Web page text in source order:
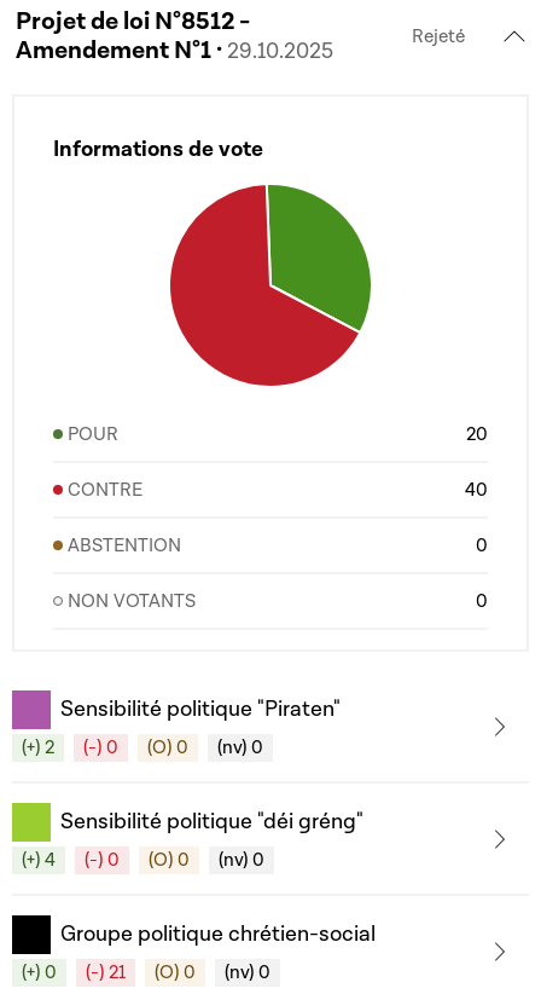
Projet de loi N°8512 -
Amendement N°1 · 29.10.2025
Rejeté
Informations de vote
POUR 20
CONTRE 40
ABSTENTION 0
NON VOTANTS 0
Sensibilité politique "Piraten"
(+) 2 (-) 0 (O) 0 (nv) 0
Sensibilité politique "déi gréng"
(+) 4 (-) 0 (O) 0 (nv) 0
Groupe politique chrétien-social
(+) 0 (-) 21 (O) 0 (nv) 0